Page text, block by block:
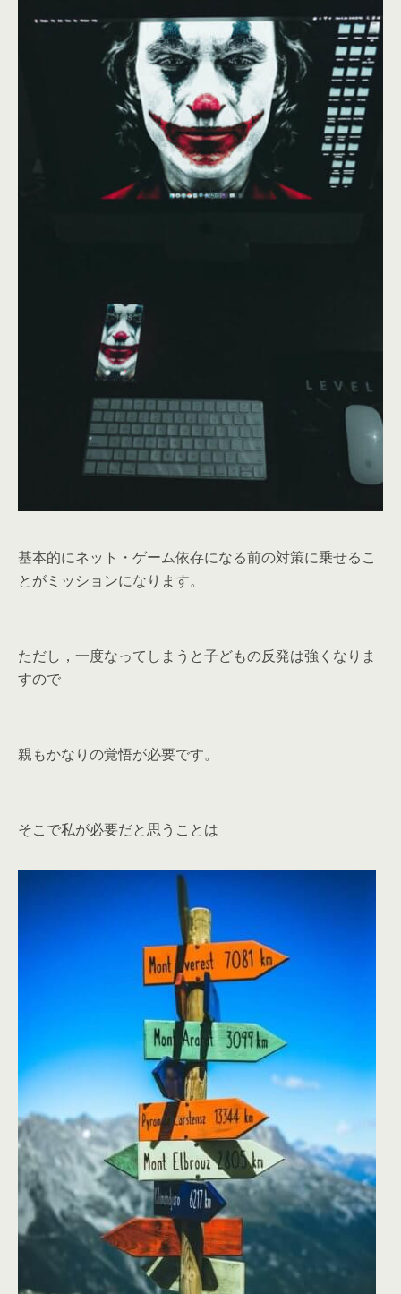
基本的にネット・ゲーム依存になる前の対策に乗せるこ
とがミッションになります。
ただし，一度なってしまうと子どもの反発は強くなりま
すので
親もかなりの覚悟が必要です。
そこで私が必要だと思うことは